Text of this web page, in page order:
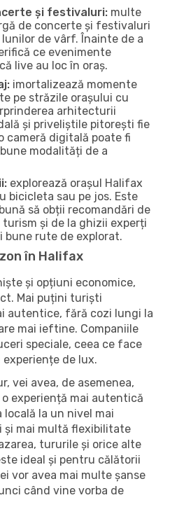
și festivaluri: multe
de concerte și festivaluri
de vârf. Înainte de a
ce evenimente
live au loc în oraș.
imortalizează momente
pe străzile orașului cu
arhitecturii
și priveliștile pitorești fie
cameră digitală poate fi
modalități de a
explorează orașul Halifax
bicicleta sau pe jos. Este
să obții recomandări de
și de la ghizii experți
bune rute de explorat.
în Halifax
și opțiuni economice,
Mai puțini turiști
autentice, fără cozi lungi la
mai ieftine. Companiile
speciale, ceea ce face
de lux.
vei avea, de asemenea,
experiență mai autentică
la un nivel mai
și mai multă flexibilitate
tururile și orice alte
ideal și pentru călătorii
vor avea mai multe șanse
când vine vorba de